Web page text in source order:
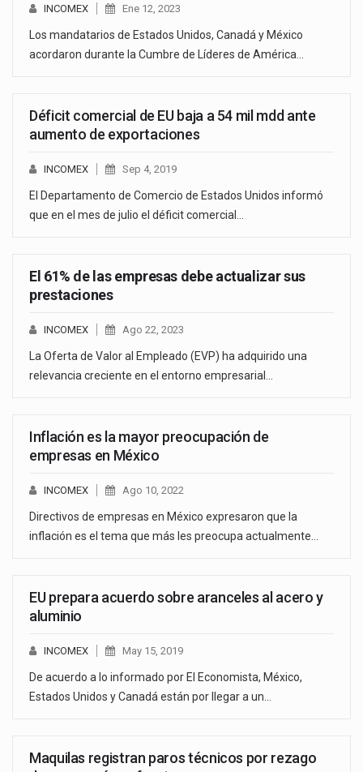
INCOMEX Ene 12, 2023
Los mandatarios de Estados Unidos, Canadá y México
acordaron durante la Cumbre de Líderes de América…
Déficit comercial de EU baja a 54 mil mdd ante
aumento de exportaciones
INCOMEX Sep 4, 2019
El Departamento de Comercio de Estados Unidos informó
que en el mes de julio el déficit comercial…
El 61% de las empresas debe actualizar sus
prestaciones
INCOMEX Ago 22, 2023
La Oferta de Valor al Empleado (EVP) ha adquirido una
relevancia creciente en el entorno empresarial…
Inflación es la mayor preocupación de
empresas en México
INCOMEX Ago 10, 2022
Directivos de empresas en México expresaron que la
inflación es el tema que más les preocupa actualmente…
EU prepara acuerdo sobre aranceles al acero y
aluminio
INCOMEX May 15, 2019
De acuerdo a lo informado por El Economista, México,
Estados Unidos y Canadá están por llegar a un…
Maquilas registran paros técnicos por rezago